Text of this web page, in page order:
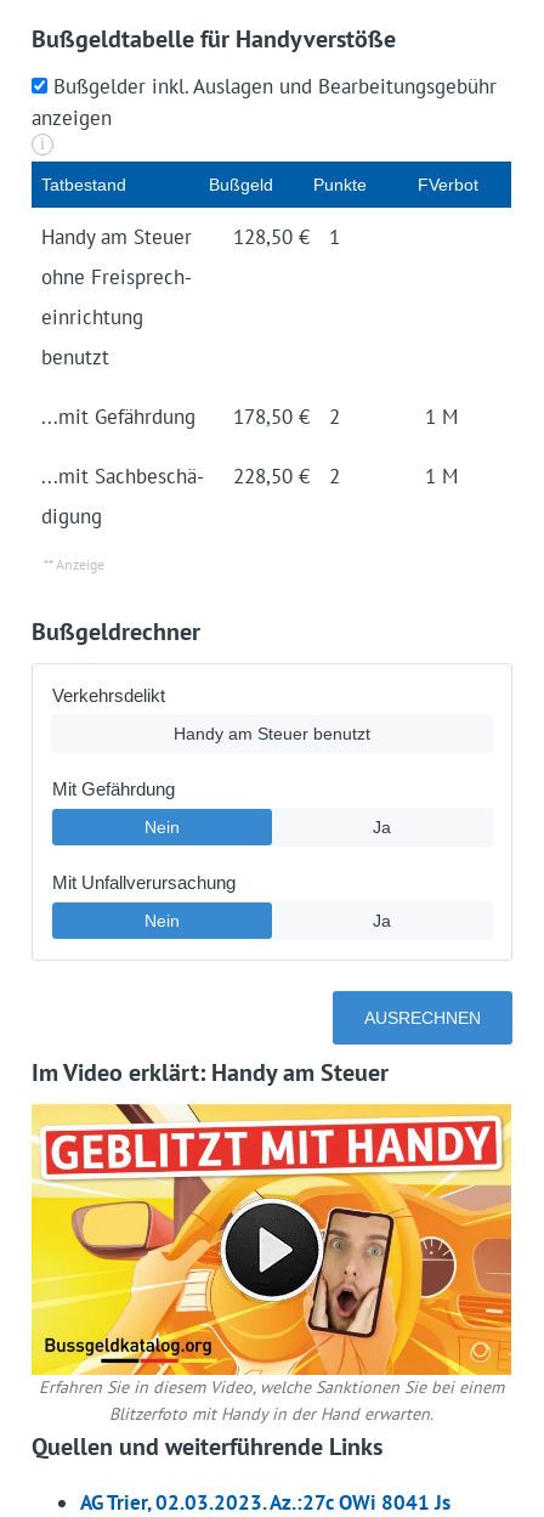
Bußgeldtabelle für Handyverstöße
Bußgelder inkl. Auslagen und Bearbeitungsgebühr
anzeigen
i
Tatbe­stand Buß­geld Punkte FVerbot
Handy am Steuer
ohne Frei­sprech­
einrich­tung
benutzt
128,50 € 1
...mit Gefähr­dung 178,50 € 2 1 M
...mit Sach­beschä­
digung
228,50 € 2 1 M
Bußgeldrechner
Im Video erklärt: Handy am Steuer
Erfahren Sie in diesem Video, welche Sanktionen Sie bei einem
Blitzerfoto mit Handy in der Hand erwarten.
Quellen und weiterführende Links
AG Trier, 02.03.2023. Az.:27c OWi 8041 Js